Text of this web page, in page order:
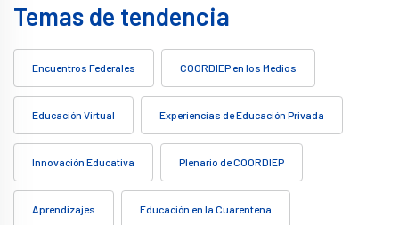
Temas de tendencia
Encuentros Federales COORDIEP en los Medios
Educación Virtual Experiencias de Educación Privada
Innovación Educativa Plenario de COORDIEP
Aprendizajes Educación en la Cuarentena